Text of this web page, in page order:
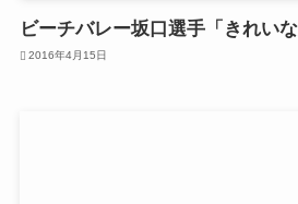
ビーチバレー坂口選手「きれいな
2016年4月15日